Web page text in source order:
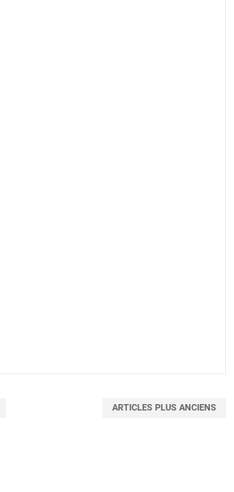
ARTICLES PLUS ANCIENS